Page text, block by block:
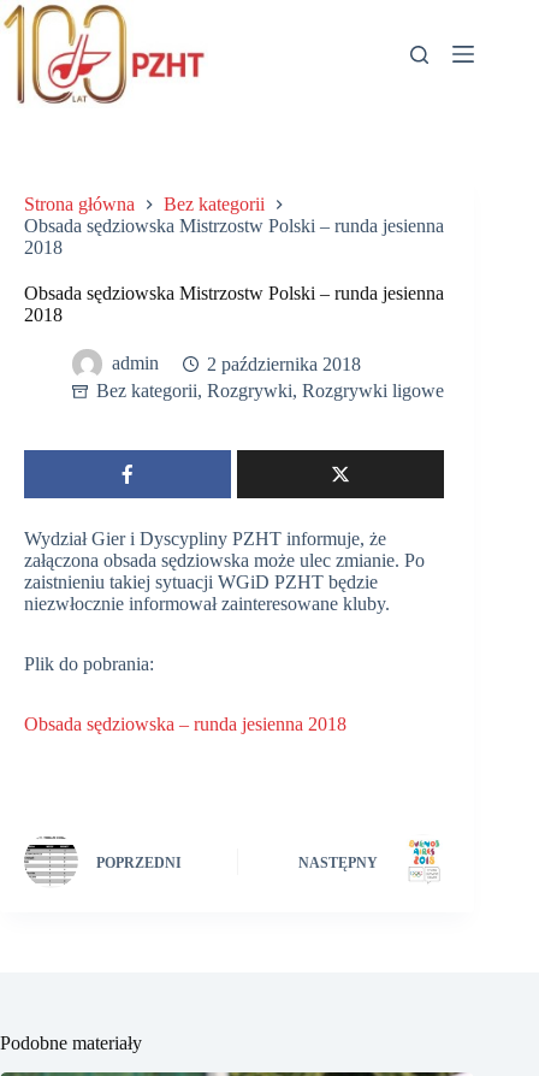
Przejdź
do
Strona główna
Bez kategorii
Obsada sędziowska Mistrzostw Polski – runda jesienna
2018
Obsada sędziowska Mistrzostw Polski – runda jesienna
2018
admin
2 października 2018
Bez kategorii, Rozgrywki, Rozgrywki ligowe
Wydział Gier i Dyscypliny PZHT informuje, że
załączona obsada sędziowska może ulec zmianie. Po
zaistnieniu takiej sytuacji WGiD PZHT będzie
niezwłocznie informował zainteresowane kluby.
Plik do pobrania:
Obsada sędziowska – runda jesienna 2018
POPRZEDNI NASTĘPNY
Podobne materiały